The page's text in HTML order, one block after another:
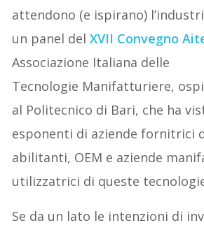
attendono (e ispirano)
un panel delXVII Convegno
Associazione Italiana delle
Tecnologie Manifatturiere,
al Politecnico di Bari, che ha
esponenti di aziende fornitrici
abilitanti, OEM e aziende
utilizzatrici di queste
Se da un lato le intenzioni di